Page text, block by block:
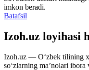
imkon beradi.
Batafsil
Izoh.uz loyihasi
Izoh.uz — O‘zbek tilining
so‘zlarning ma’nolari